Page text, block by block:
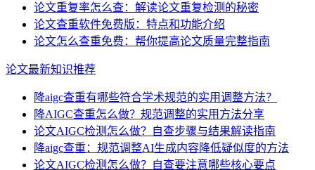
论文重复率怎么查：解读论文重复检测的秘密
论文查重软件免费版：特点和功能介绍
论文怎么查重免费：帮你提高论文质量完整指南
论文最新知识推荐
降aigc查重有哪些符合学术规范的实用调整方法？
降AIGC查重怎么做？规范调整的实用方法分享
论文AIGC检测怎么做？自查步骤与结果解读指南
降aigc查重：规范调整AI生成内容降低疑似度的方法
论文AIGC检测怎么做？自查要注意哪些核心要点